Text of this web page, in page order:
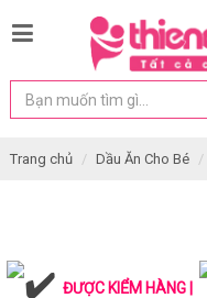
Trang chủ Dầu Ăn Cho Bé
ĐƯỢC KIỂM HÀNG |